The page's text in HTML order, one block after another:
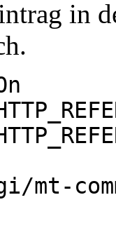
in
mt-